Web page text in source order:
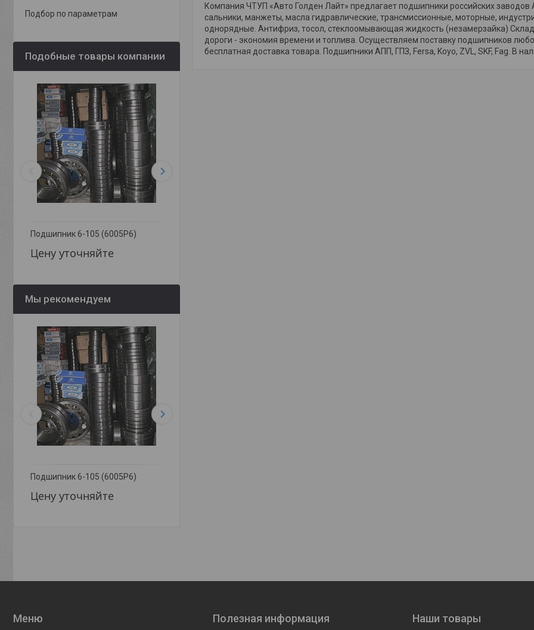
Компания ЧТУП «Авто Голден Лайт» предлагает подшипники российских заводов
сальники, манжеты, масла гидравлические, трансмиссионные, моторные,
однорядные. Антифриз, тосол, стеклоомывающая жидкость (незамерзайка)
дороги - экономия времени и топлива. Осуществляем поставку подшипников
бесплатная доставка товара. Подшипники АПП, ГПЗ, Fersa, Koyo, ZVL, SKF, Fag. В
Подбор по параметрам
Подобные товары компании
Подшипник 6-105 (6005Р6)
Цену уточняйте
Мы рекомендуем
Подшипник 6-105 (6005Р6)
Цену уточняйте
Меню Полезная информация Наши товары